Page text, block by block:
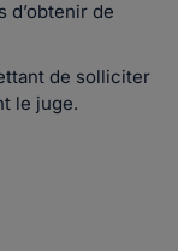
d’obtenir de
de solliciter
le juge.